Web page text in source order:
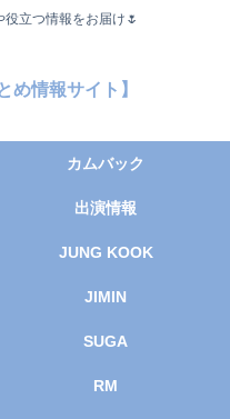
立つ情報をお届け🌷
め情報サイト】
カムバック
出演情報
JUNG KOOK
JIMIN
SUGA
RM